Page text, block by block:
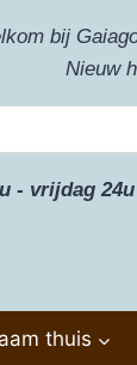
bij
Nieuw
- vrijdag
thuis